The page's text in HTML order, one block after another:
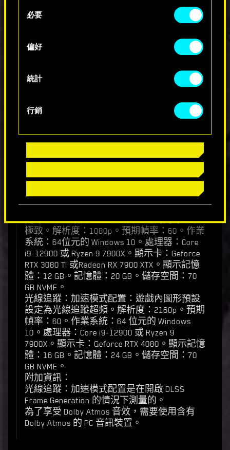
Selection
必要
偏好
統計
行銷
Ryzen 7 7800。顯示卡：Geforce RTX 2060
Super 或 Radeon RX 5700 XT 或 Arc A770。顯示
Ultra 配置：遊遊戲內畫質預設為最高。解析
元的Windows 10。處理器：Core i9-12900 或
Ryzen 9 7900X。顯示卡：Geforce RTX 3080 或
憶體：20 GB。儲存空間：70 GB NVME。
光線追蹤最低配置：遊戲內預設設定為光線
追蹤低。解析度：1080p。預期幀率：30。作
業系統：64位元的 Windows 10。處理器：
A750。顯示記憶體：8 GB。記憶體：16 GB。
光線追蹤建議配置：遊戲內設定為光線追蹤
極致。解析度：1080p。預期幀率：60。作業
系統：64位元的 Windows 10。處理器：Core
i9-12900 或 Ryzen 9 7900X。顯示卡：Geforce
RTX 3080 Ti 或Radeon RX 7900 XTX。顯示記憶
體：12 GB。記憶體：20 GB。儲存空間：70
GB NVME。
光線追蹤：加速模式配置：遊戲內圖形預設
設定為光線追蹤超頻。解析度：2160p。預期
幀率：60。作業系統：64 位元的 Windows
10。處理器：Core i9-12900 或 Ryzen 9
7900X。顯示卡：Geforce RTX 4080。顯示記憶
體：16 GB。記憶體：24 GB。儲存空間：70
GB NVME。
附加資訊：
光線追蹤：加速模式配置是在開啟 DLSS
Frame Generation 的情況下測量的。
為了享受 Dolby Atmos 音效，需要使用含有
Dolby Atmos 的 PC 音訊裝置。